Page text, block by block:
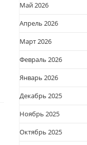
Май 2026
Апрель 2026
Март 2026
Февраль 2026
Январь 2026
Декабрь 2025
Ноябрь 2025
Октябрь 2025